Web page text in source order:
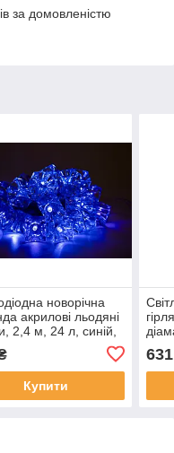
за домовленістю
новорічна
акрилові льодяні
2,4 м, 24 л, синій,
Купити
LED
631